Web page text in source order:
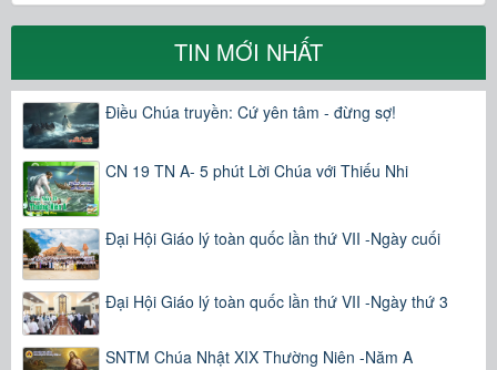
TIN MỚI NHẤT
Điều Chúa truyền: Cứ yên tâm - đừng sợ!
CN 19 TN A- 5 phút Lời Chúa với Thiếu Nhi
Đại Hội Giáo lý toàn quốc lần thứ VII -Ngày cuối
Đại Hội Giáo lý toàn quốc lần thứ VII -Ngày thứ 3
SNTM Chúa Nhật XIX Thường Niên -Năm A